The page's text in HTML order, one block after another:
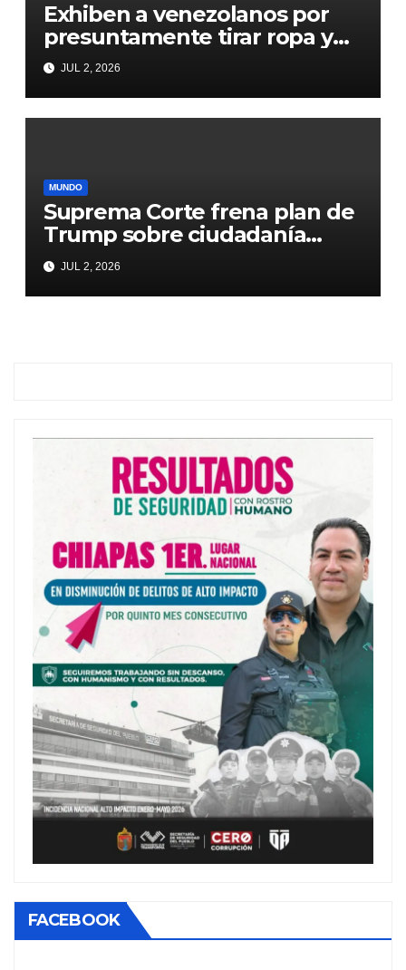
Exhiben a venezolanos por
presuntamente tirar ropa y
comida que les llegaron de
donaciones
JUL 2, 2026
MUNDO
Suprema Corte frena plan de
Trump sobre ciudadanía
natal
JUL 2, 2026
FACEBOOK